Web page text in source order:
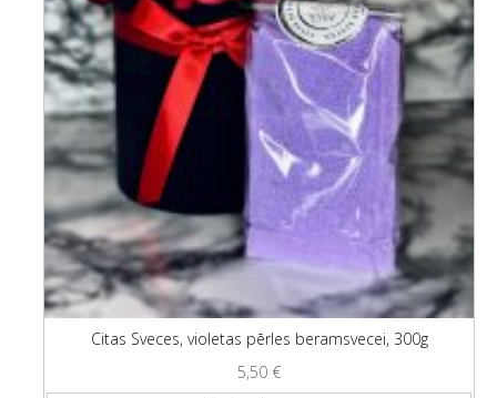
Citas Sveces, violetas pērles beramsvecei, 300g
5,50 €